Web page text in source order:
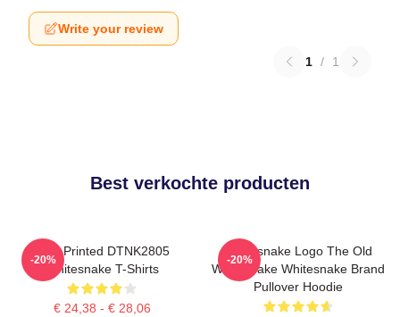
Write your review
1 / 1
Best verkochte producten
New Printed DTNK2805
Whitesnake T-Shirts
€ 24,38 - € 28,06
-20%
Whitesnake Logo The Old
Whitesnake Whitesnake Brand
Pullover Hoodie
-20%